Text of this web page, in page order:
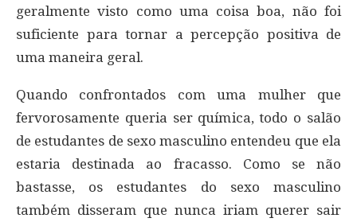
geralmente visto como uma coisa boa, não foi
suficiente para tornar a percepção positiva de
uma maneira geral.
Quando confrontados com uma mulher que
fervorosamente queria ser química, todo o salão
de estudantes de sexo masculino entendeu que ela
estaria destinada ao fracasso. Como se não
bastasse, os estudantes do sexo masculino
também disseram que nunca iriam querer sair